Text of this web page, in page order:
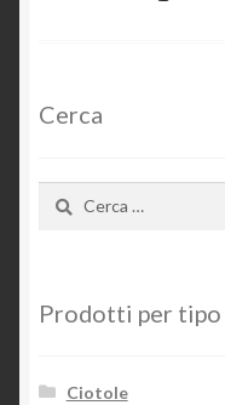
Cerca
per:
Prodotti per tipo
Ciotole